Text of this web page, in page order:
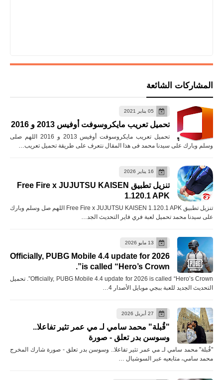
المشاركات الشائعة
05 يناير 2021
تحميل تعريب مايكروسوفت أوفيس 2013 و 2016
تحميل تعريب مايكروسوفت أوفيس 2013 و 2016 اللهم صلى
وسلم وبارك على سيدنا محمد فى هذا المقال نتعرف على طريقة تحميل تعريب…
16 يناير 2026
تنزيل تطبيق Free Fire x JUJUTSU KAISEN
1.120.1 APK
تنزيل تطبيق Free Fire x JUJUTSU KAISEN 1.120.1 APK اللهم صل وسلم وبارك
على سيدنا محمد تحميل لعبة فري فاير التحديث الجد…
13 مايو 2026
Officially, PUBG Mobile 4.4 update for 2026
is called “Hero’s Crown”.
Officially, PUBG Mobile 4.4 update for 2026 is called “Hero’s Crown”. تحميل
التحديث الجديد للعبة ببجي موبايل الأصدار 4…
27 أبريل 2026
"قُبلة" محمد سامي لـ مي عمر تثير تفاعلا..
وسوسن بدر تعلق - صورة
"قُبلة" محمد سامي لـ مي عمر تثير تفاعلا.. وسوسن بدر تعلق - صورة شارك المخرج
محمد سامي، متابعيه عبر السوشيال …